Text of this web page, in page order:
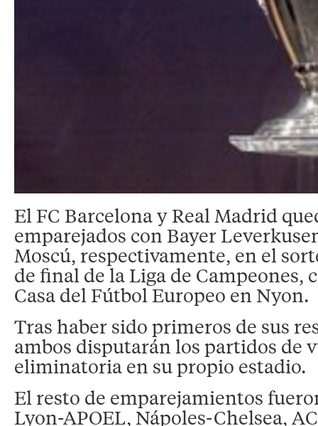
El FC Barcelona y Real Madrid
emparejados con Bayer
Moscú, respectivamente, en el
de final de la Liga de Campeones,
Casa del Fútbol Europeo en Nyon.
Tras haber sido primeros de sus
ambos disputarán los partidos de
eliminatoria en su propio estadio.
El resto de emparejamientos
Lyon-APOEL, Nápoles-Chelsea,